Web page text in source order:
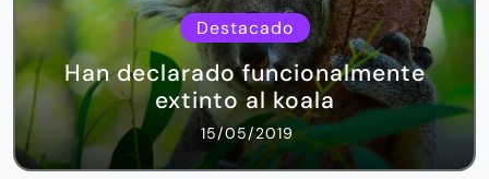
Destacado
Han declarado funcionalmente
extinto al koala
15/05/2019